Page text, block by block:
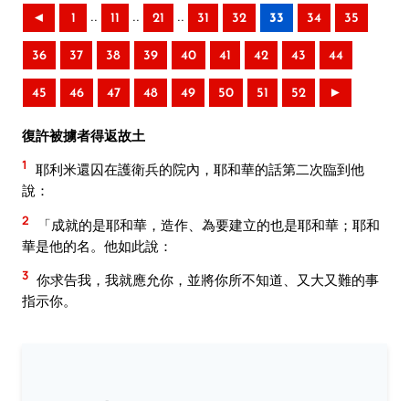
◄ 1 .. 11 .. 21 .. 31 32 33 34 35
36 37 38 39 40 41 42 43 44
45 46 47 48 49 50 51 52 ►
復許被擄者得返故土
1
耶利米還囚在護衛兵的院內，耶和華的話第二次臨到他
說：
2
「成就的是耶和華，造作、為要建立的也是耶和華；耶和
華是他的名。他如此說：
3 你求告我，我就應允你，並將你所不知道、又大又難的事
指示你。